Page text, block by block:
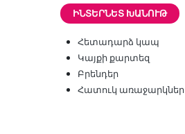
ԻՆՏԵՐՆԵՏ ԽԱՆՈՒԹ
Հետադարձ կապ
Կայքի քարտեզ
Բրենդեր
Հատուկ առաջարկներ